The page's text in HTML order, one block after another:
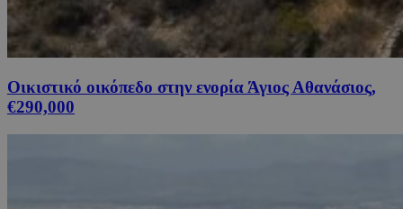
Οικιστικό οικόπεδο στην ενορία Άγιος Αθανάσιος,
€290,000